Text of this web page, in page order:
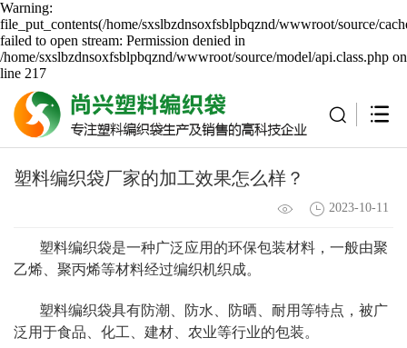
Warning:
file_put_contents(/home/sxslbzdnsoxfsblpbqznd/wwwroot/source/
failed to open stream: Permission denied in
/home/sxslbzdnsoxfsblpbqznd/wwwroot/source/model/api.class.php on
line 217
塑料编织袋厂家的加工效果怎么样？
2023-10-11
塑料编织袋是一种广泛应用的环保包装材料，一般由聚
乙烯、聚丙烯等材料经过编织机织成。
塑料编织袋具有防潮、防水、防晒、耐用等特点，被广
泛用于食品、化工、建材、农业等行业的包装。